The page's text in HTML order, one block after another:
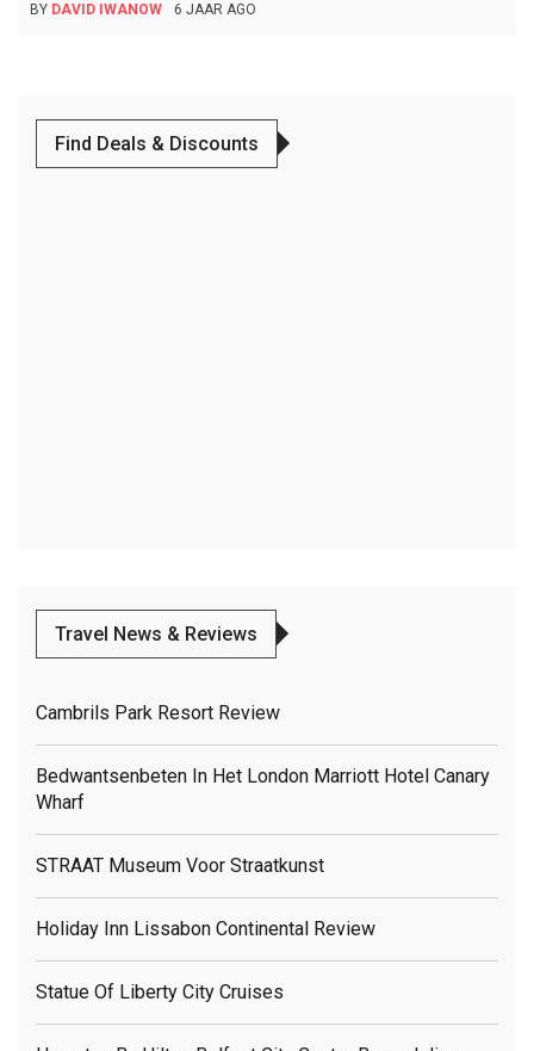
BY DAVID IWANOW 6 JAAR AGO
Find Deals & Discounts
Travel News & Reviews
Cambrils Park Resort Review
Bedwantsenbeten In Het London Marriott Hotel Canary
Wharf
STRAAT Museum Voor Straatkunst
Holiday Inn Lissabon Continental Review
Statue Of Liberty City Cruises